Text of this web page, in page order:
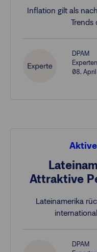
Inflation gilt als
DPAM
08.
Attraktive
Lateinamerika
DPAM